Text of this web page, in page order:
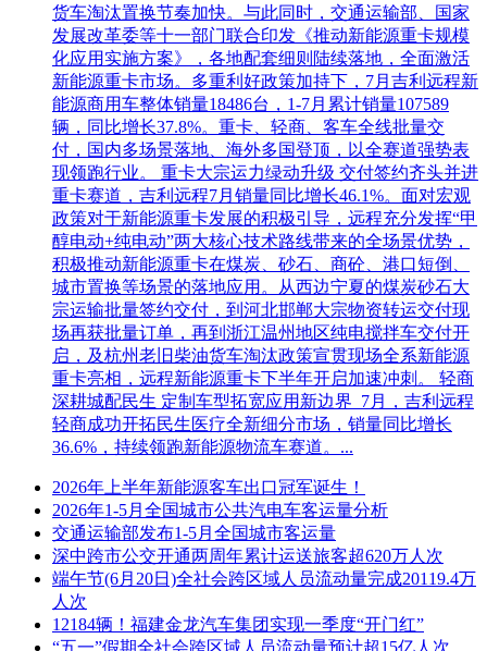
货车淘汰置换节奏加快。与此同时，交通运输部、国家
发展改革委等十一部门联合印发《推动新能源重卡规模
化应用实施方案》，各地配套细则陆续落地，全面激活
新能源重卡市场。多重利好政策加持下，7月吉利远程新
能源商用车整体销量18486台，1-7月累计销量107589
辆，同比增长37.8%。重卡、轻商、客车全线批量交
付，国内多场景落地、海外多国登顶，以全赛道强势表
现领跑行业。 重卡大宗运力绿动升级 交付签约齐头并进
重卡赛道，吉利远程7月销量同比增长46.1%。面对宏观
政策对于新能源重卡发展的积极引导，远程充分发挥“甲
醇电动+纯电动”两大核心技术路线带来的全场景优势，
积极推动新能源重卡在煤炭、砂石、商砼、港口短倒、
城市置换等场景的落地应用。从西边宁夏的煤炭砂石大
宗运输批量签约交付，到河北邯郸大宗物资转运交付现
场再获批量订单，再到浙江温州地区纯电搅拌车交付开
启，及杭州老旧柴油货车淘汰政策宣贯现场全系新能源
重卡亮相，远程新能源重卡下半年开启加速冲刺。 轻商
深耕城配民生 定制车型拓宽应用新边界 7月，吉利远程
轻商成功开拓民生医疗全新细分市场，销量同比增长
36.6%，持续领跑新能源物流车赛道。...
2026年上半年新能源客车出口冠军诞生！
2026年1-5月全国城市公共汽电车客运量分析
交通运输部发布1-5月全国城市客运量
深中跨市公交开通两周年累计运送旅客超620万人次
端午节(6月20日)全社会跨区域人员流动量完成20119.4万
人次
12184辆！福建金龙汽车集团实现一季度“开门红”
“五一”假期全社会跨区域人员流动量预计超15亿人次